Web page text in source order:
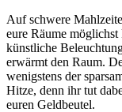
Auf schwere
eure Räume
künstliche
erwärmt den Raum.
wenigstens der
Hitze, denn ihr tut
euren Geldbeutel.